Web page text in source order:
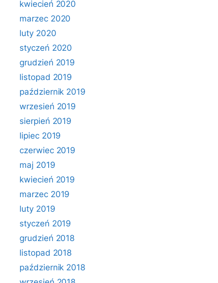
kwiecień 2020
marzec 2020
luty 2020
styczeń 2020
grudzień 2019
listopad 2019
październik 2019
wrzesień 2019
sierpień 2019
lipiec 2019
czerwiec 2019
maj 2019
kwiecień 2019
marzec 2019
luty 2019
styczeń 2019
grudzień 2018
listopad 2018
październik 2018